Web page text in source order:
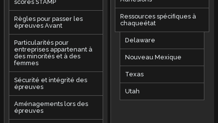
scores STAMP
Règles pour passer les
épreuves Avant
Particularités pour
entreprises appartenant à
des minorités et à des
femmes
Sécurité et intégrité des
épreuves
Aménagements lors des
épreuves
Ressources spécifiques à
chaqueétat
Delaware
Nouveau Mexique
Texas
Utah